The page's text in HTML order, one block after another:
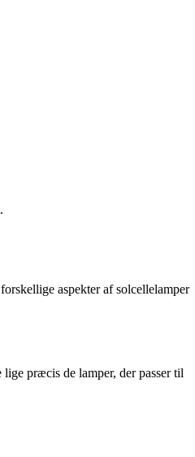
aspekter af solcellelamper
præcis de lamper, der passer til